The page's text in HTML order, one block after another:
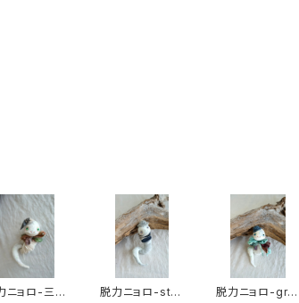
ニョロ-三角
脱力ニョロ-stri
脱力ニョロ-gre